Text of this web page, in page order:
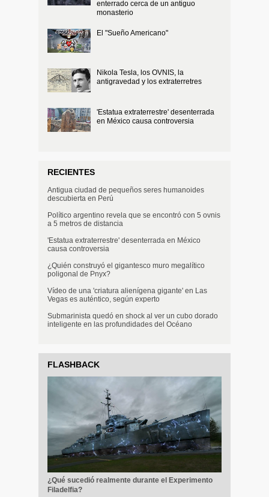
enterrado cerca de un antiguo
monasterio
El "Sueño Americano"
Nikola Tesla, los OVNIS, la
antigravedad y los extraterretres
'Estatua extraterrestre' desenterrada
en México causa controversia
RECIENTES
Antigua ciudad de pequeños seres humanoides
descubierta en Perú
Político argentino revela que se encontró con 5 ovnis
a 5 metros de distancia
'Estatua extraterrestre' desenterrada en México
causa controversia
¿Quién construyó el gigantesco muro megalítico
poligonal de Pnyx?
Vídeo de una 'criatura alienígena gigante' en Las
Vegas es auténtico, según experto
Submarinista quedó en shock al ver un cubo dorado
inteligente en las profundidades del Océano
FLASHBACK
¿Qué sucedió realmente durante el Experimento
Filadelfia?